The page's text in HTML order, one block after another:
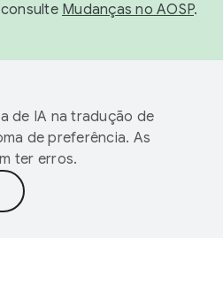
Mudanças no AOSP.
de IA na tradução de
de preferência. As
ter erros.